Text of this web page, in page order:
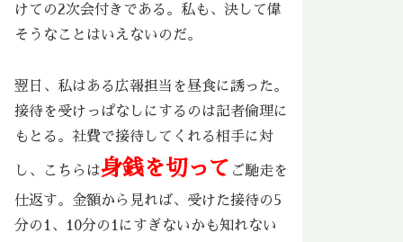
けての2次会付きである。私も、決して偉
そうなことはいえないのだ。
翌日、私はある広報担当を昼食に誘った。
接待を受けっぱなしにするのは記者倫理に
もとる。社費で接待してくれる相手に対
し、こちらは身銭を切って ご馳走を
仕返す。金額から見れば、受けた接待の5
分の1、10分の1にすぎないかも知れない